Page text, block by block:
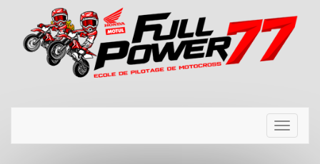
Toggle